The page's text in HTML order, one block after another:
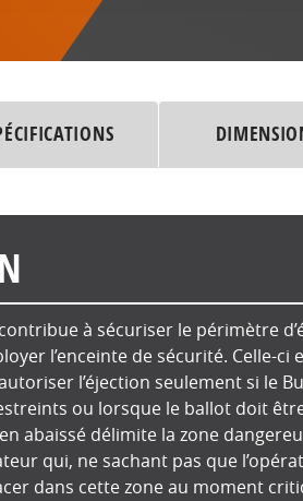
à sécuriser le périmètre
l’enceinte de sécurité. Celle-ci
l’éjection seulement si le
ou lorsque le ballot doit
abaissé délimite la zone
qui, ne sachant pas que
dans cette zone au moment